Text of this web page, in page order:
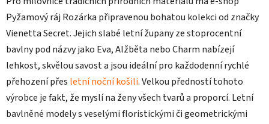
Pyžamový ráj Rozárka připravenou bohatou kolekci od značky
Vienetta Secret. Jejich slabé letní župany ze stoprocentní
bavlny pod názvy jako Eva, Alžběta nebo Charm nabízejí
lehkost, skvělou savost a jsou ideální pro každodenní rychlé
přehození přes letní noční košili. Velkou předností tohoto
výrobce je fakt, že myslí na ženy všech tvarů a proporcí. Letní
bavlněné modely s veselými floristickými či geometrickými